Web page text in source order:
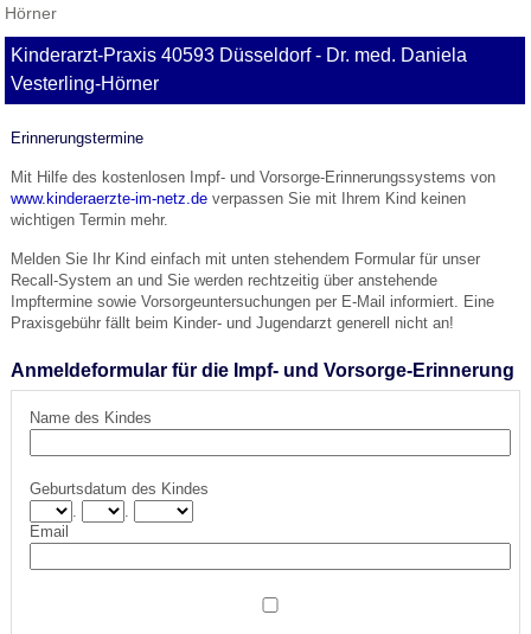
Hörner
Kinderarzt-Praxis 40593 Düsseldorf - Dr. med. Daniela
Vesterling-Hörner
Erinnerungstermine
Mit Hilfe des kostenlosen Impf- und Vorsorge-Erinnerungssystems von
www.kinderaerzte-im-netz.deverpassen Sie mit Ihrem Kind keinen
wichtigen Termin mehr.
Melden Sie Ihr Kind einfach mit unten stehendem Formular für unser
Recall-System an und Sie werden rechtzeitig über anstehende
Impftermine sowie Vorsorgeuntersuchungen per E-Mail informiert. Eine
Praxisgebühr fällt beim Kinder- und Jugendarzt generell nicht an!
Anmeldeformular für die Impf- und Vorsorge-Erinnerung
Name des Kindes
Geburtsdatum des Kindes
Email